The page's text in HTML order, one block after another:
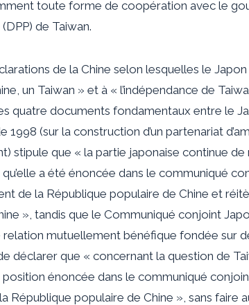
toute forme de coopération avec le
de Taiwan.
de la Chine selon lesquelles le
un Taiwan » et à « l’indépendance de
quatre documents fondamentaux entre le
1998 (sur la construction d’un partenariat
stipule que « la partie japonaise continue de
a été énoncée dans le communiqué
de la République populaire de Chine et
», tandis que le Communiqué conjoint
relation mutuellement bénéfique fondée sur
déclarer que « concernant la question de
énoncée dans le communiqué
République populaire de Chine », sans faire